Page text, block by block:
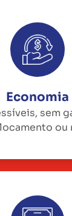
Economia
sem
ou